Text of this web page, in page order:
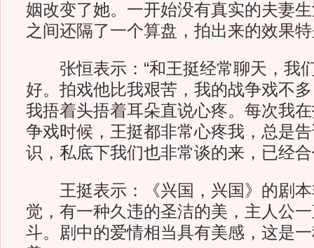
姻改变了她。一开始没有真实的夫妻
之间还隔了一个算盘，拍出来的效果特
张恒表示：“和王挺经常聊天，我
好。拍戏他比我艰苦，我的战争戏不
我捂着头捂着耳朵直说心疼。每次我
争戏时候，王挺都非常心疼我，总是
识，私底下我们也非常谈的来，已经
王挺表示：《兴国，兴国》的剧本
觉，有一种久违的圣洁的美，主人公
斗。剧中的爱情相当具有美感，这是